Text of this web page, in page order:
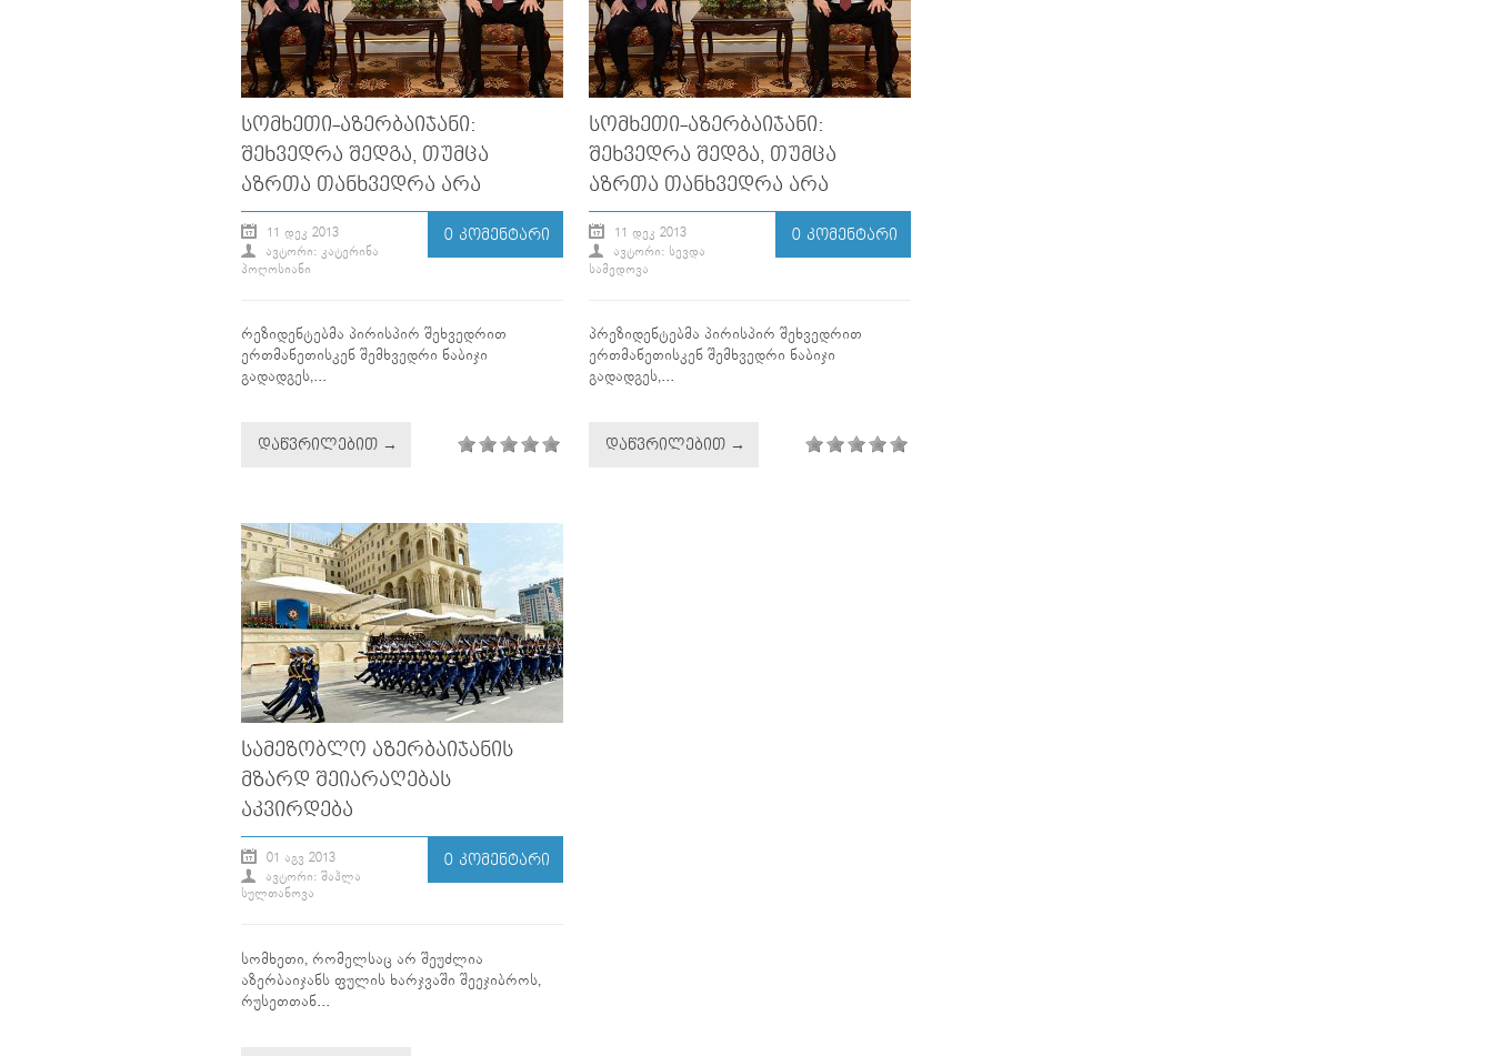
ᲡᲝᲛᲮᲔᲗᲘ-ᲐᲖᲔᲠᲑᲐᲘᲯᲐᲜᲘ:
ᲨᲔᲮᲕᲔᲓᲠᲐ ᲨᲔᲓᲒᲐ, ᲗᲣᲛᲪᲐ
ᲐᲖᲠᲗᲐ ᲗᲐᲜᲮᲕᲔᲓᲠᲐ ᲐᲠᲐ
11 ᲓᲔᲙ 2013
ᲐᲕᲢᲝᲠᲘ: ᲙᲐᲢᲔᲠᲘᲜᲐ
ᲞᲝᲦᲝᲡᲘᲐᲜᲘ
0 ᲙᲝᲛᲔᲜᲢᲐᲠᲘ
რეზიდენტებმა პირისპირ შეხვედრით
ერთმანეთისკენ შემხვედრი ნაბიჯი
გადადგეს,...
ᲓᲐᲬᲕᲠᲘᲚᲔᲑᲘᲗ →
ᲡᲝᲛᲮᲔᲗᲘ-ᲐᲖᲔᲠᲑᲐᲘᲯᲐᲜᲘ:
ᲨᲔᲮᲕᲔᲓᲠᲐ ᲨᲔᲓᲒᲐ, ᲗᲣᲛᲪᲐ
ᲐᲖᲠᲗᲐ ᲗᲐᲜᲮᲕᲔᲓᲠᲐ ᲐᲠᲐ
11 ᲓᲔᲙ 2013
ᲐᲕᲢᲝᲠᲘ: ᲡᲔᲕᲓᲐ
ᲡᲐᲛᲔᲓᲝᲕᲐ
0 ᲙᲝᲛᲔᲜᲢᲐᲠᲘ
პრეზიდენტებმა პირისპირ შეხვედრით
ერთმანეთისკენ შემხვედრი ნაბიჯი
გადადგეს,...
ᲓᲐᲬᲕᲠᲘᲚᲔᲑᲘᲗ →
ᲡᲐᲛᲔᲖᲝᲑᲚᲝ ᲐᲖᲔᲠᲑᲐᲘᲯᲐᲜᲘᲡ
ᲛᲖᲐᲠᲓ ᲨᲔᲘᲐᲠᲐᲦᲔᲑᲐᲡ
ᲐᲙᲕᲘᲠᲓᲔᲑᲐ
01 ᲐᲒᲕ 2013
ᲐᲕᲢᲝᲠᲘ: ᲨᲐᲰᲚᲐ
ᲡᲣᲚᲗᲐᲜᲝᲕᲐ
0 ᲙᲝᲛᲔᲜᲢᲐᲠᲘ
სომხეთი, რომელსაც არ შეუძლია
აზერბაიჯანს ფულის ხარჯვაში შეეჯიბროს,
რუსეთთან...